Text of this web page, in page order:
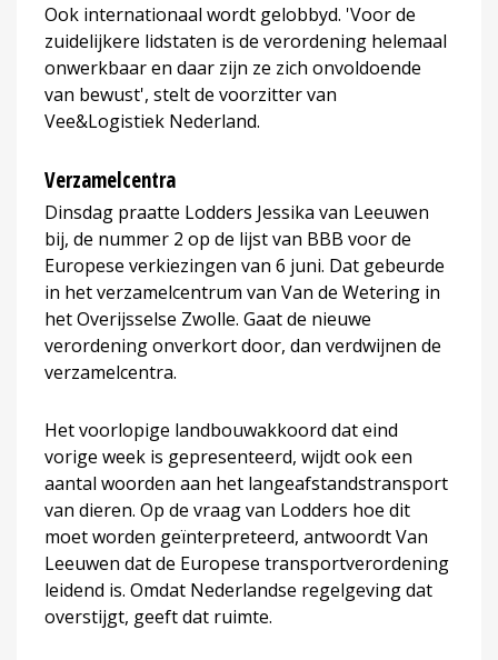
Ook internationaal wordt gelobbyd. 'Voor de
zuidelijkere lidstaten is de verordening helemaal
onwerkbaar en daar zijn ze zich onvoldoende
van bewust', stelt de voorzitter van
Vee&Logistiek Nederland.
Verzamelcentra
Dinsdag praatte Lodders Jessika van Leeuwen
bij, de nummer 2 op de lijst van BBB voor de
Europese verkiezingen van 6 juni. Dat gebeurde
in het verzamelcentrum van Van de Wetering in
het Overijsselse Zwolle. Gaat de nieuwe
verordening onverkort door, dan verdwijnen de
verzamelcentra.
Het voorlopige landbouwakkoord dat eind
vorige week is gepresenteerd, wijdt ook een
aantal woorden aan het langeafstandstransport
van dieren. Op de vraag van Lodders hoe dit
moet worden geïnterpreteerd, antwoordt Van
Leeuwen dat de Europese transportverordening
leidend is. Omdat Nederlandse regelgeving dat
overstijgt, geeft dat ruimte.